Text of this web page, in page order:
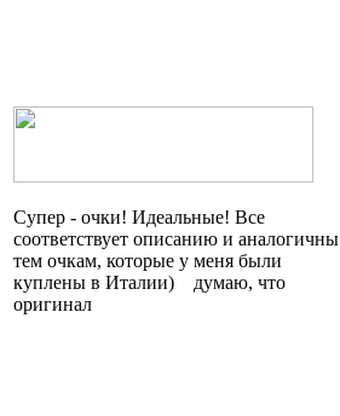
Супер - очки! Идеальные! Все
соответствует описанию и аналогичны
тем очкам, которые у меня были
куплены в Италии)
думаю, что
оригинал